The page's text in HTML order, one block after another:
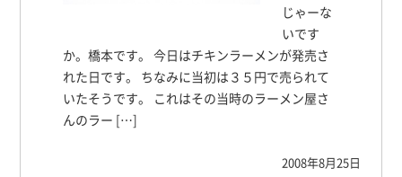
じゃーな
いです
か。橋本です。 今日はチキンラーメンが発売さ
れた日です。 ちなみに当初は３５円で売られて
いたそうです。 これはその当時のラーメン屋さ
んのラー […]
2008年8月25日